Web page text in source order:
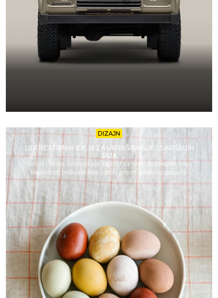
DIZAJN
10 KREATIVNIH IDEJA ZA UKRAŠAVANJE USKRŠNJIH
JAJA
Simbol Uskrsa, uskršnja jaja, najbolji su način da pokažete svoju
kreativnost, probudite dete u sebi i pritom se odlično zabavite.